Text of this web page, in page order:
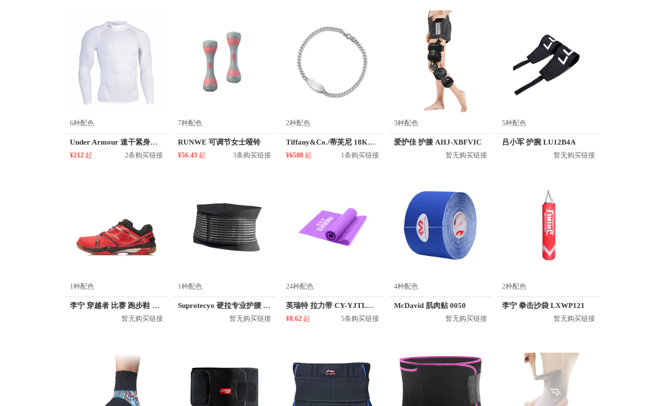
6种配色
Under Armour 速干紧身透气长袖训练高领紧身衣 1289559
¥212 起 2条购买链接
7种配色
RUNWE 可调节女士哑铃
¥56.43 起 3条购买链接
2种配色
Tiffany&Co./蒂芙尼 18K金玫瑰金镶嵌钻石手链
¥6588 起 1条购买链接
3种配色
爱护佳 护膝 AHJ-XBFVIC
暂无购买链接
5种配色
吕小军 护腕 LU12B4A
暂无购买链接
1种配色
李宁 穿越者 比赛 跑步鞋 AYAL031
暂无购买链接
1种配色
Suprotecyo 硬拉专业护腰 AHYB01
暂无购买链接
24种配色
英瑞特 拉力带 CY-YJTLD02
¥8.62 起 5条购买链接
4种配色
McDavid 肌肉贴 0050
暂无购买链接
2种配色
李宁 拳击沙袋 LXWP121
暂无购买链接